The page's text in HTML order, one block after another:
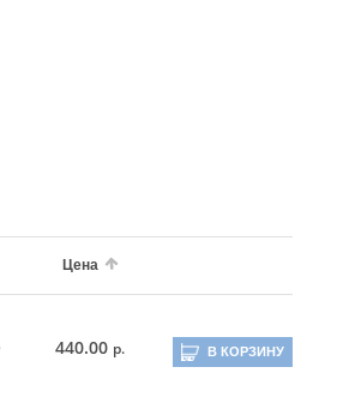
Цена
440.00 р. В КОРЗИНУ